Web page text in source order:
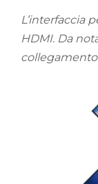
L’interfaccia
HDMI. Da